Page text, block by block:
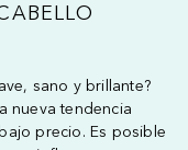
sano y brillante?
nueva tendencia
precio. Es posible